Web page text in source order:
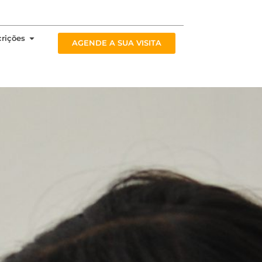
Open InscriçõesAGENDE A SUA VISITA